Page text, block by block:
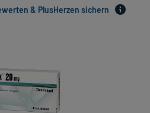
& PlusHerzen sichern